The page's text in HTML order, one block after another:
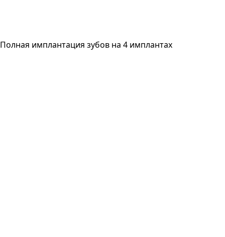
Полная имплантация зубов на 4 имплантах